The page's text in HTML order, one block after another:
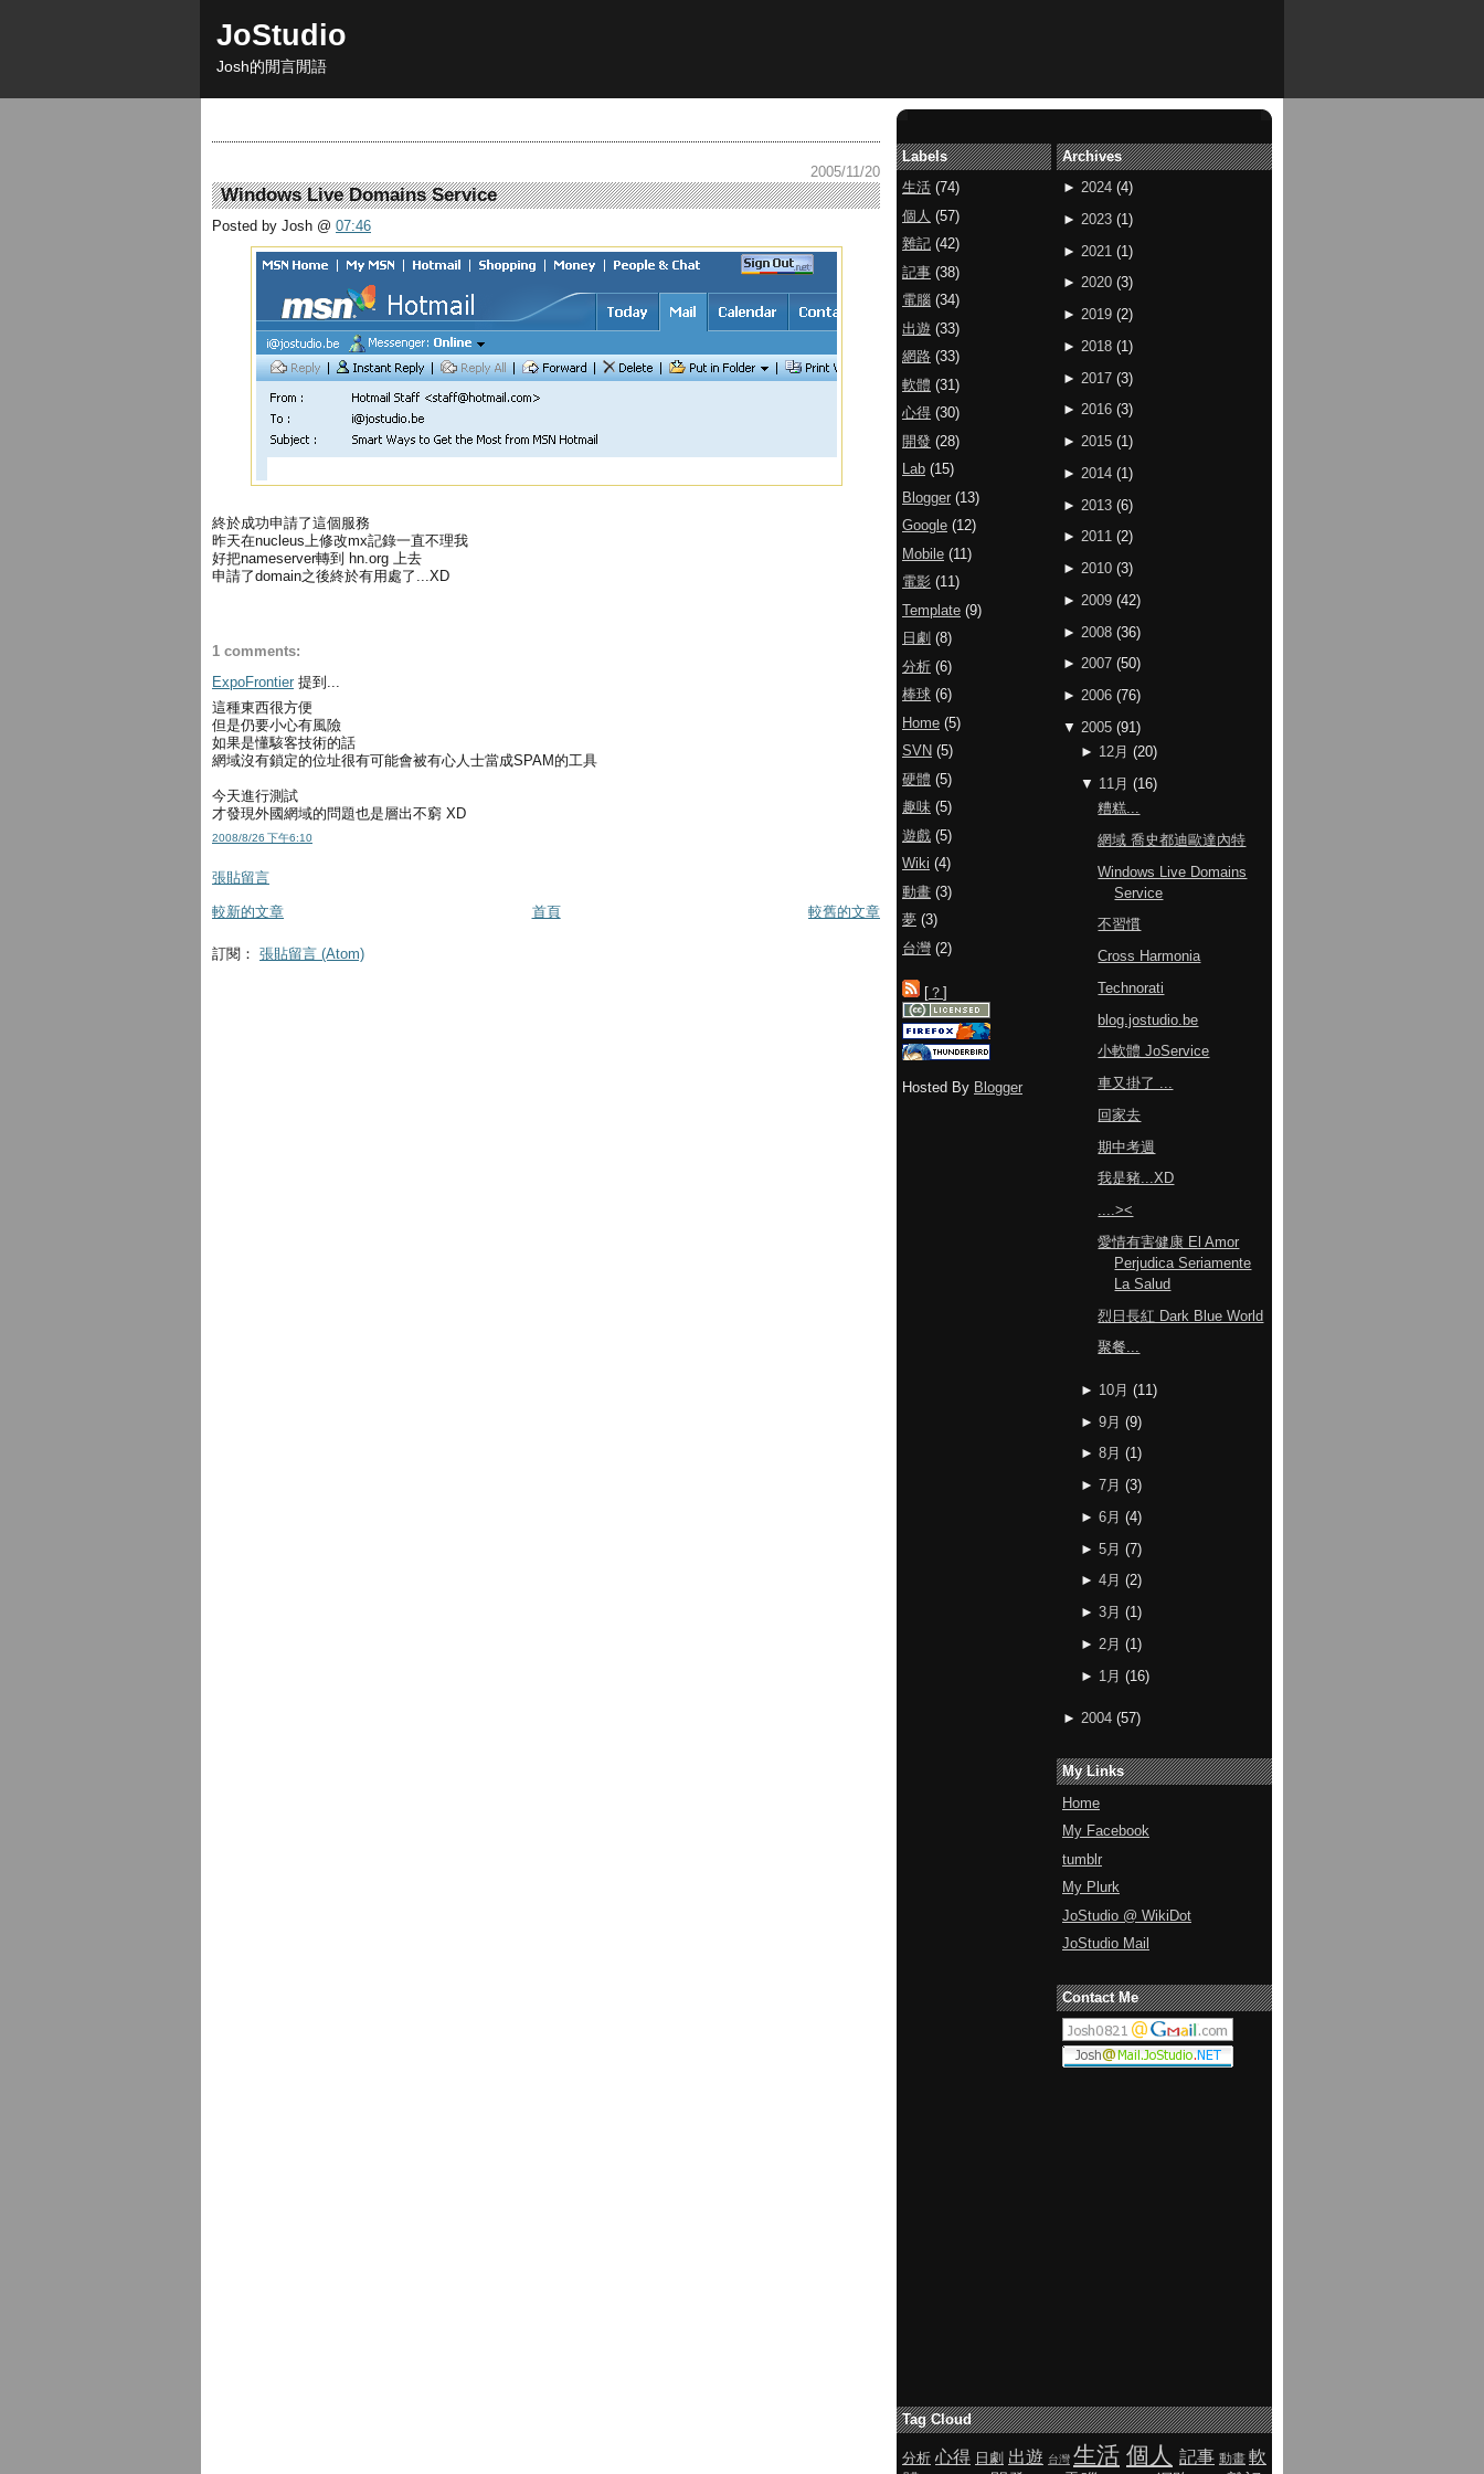
JoStudio
Josh的閒言閒語
2005/11/20
Windows Live Domains Service
Posted by Josh @ 07:46
終於成功申請了這個服務
昨天在nucleus上修改mx記錄一直不理我
好把nameserver轉到 hn.org 上去
申請了domain之後終於有用處了...XD
1 comments:
ExpoFrontier 提到...
這種東西很方便
但是仍要小心有風險
如果是懂駭客技術的話
網域沒有鎖定的位址很有可能會被有心人士當成SPAM的工具
今天進行測試
才發現外國網域的問題也是層出不窮 XD
2008/8/26 下午6:10
張貼留言
較新的文章 較舊的文章
首頁
訂閱： 張貼留言 (Atom)
Archives
► 2024 (4)
► 2023 (1 )
► 2021 (1)
► 2020 (3)
► 2019 (2)
► 2018 (1 )
► 2017 (3)
► 2016 (3)
► 2015 (1)
► 2014 (1 )
► 2013 (6)
► 2011 (2)
► 2010 (3)
► 2009 (42)
► 2008 (36)
► 2007 (50)
► 2006 (76)
▼ 2005 (91 )
► 12月 (20)
▼ 11月 (16)
糟糕...
網域 喬史都迪歐達內特
Windows Live Domains
Service
不習慣
Cross Harmonia
Technorati
blog.jostudio.be
小軟體 JoService
車又掛了 ...
回家去
期中考週
我是豬...XD
....><
愛情有害健康 El Amor
Perjudica Seriamente
La Salud
烈日長紅 Dark Blue World
聚餐...
► 10月 (11 )
► 9月 (9)
► 8月 (1)
► 7月 (3)
► 6月 (4)
► 5月 (7)
► 4月 (2)
► 3月 (1)
► 2月 (1 )
► 1月 (16)
► 2004 (57)
My Links
Home
My Facebook
tumblr
My Plurk
JoStudio @ WikiDot
JoStudio Mail
Contact Me
Labels
生活 (74)
個人 (57)
雜記 (42)
記事 (38)
電腦 (34)
出遊 (33)
網路 (33)
軟體 (31)
心得 (30)
開發 (28)
Lab (15)
Blogger (13)
Google (12)
Mobile (11)
電影 (11)
Template (9)
日劇 (8)
分析 (6)
棒球 (6)
Home (5)
SVN (5)
硬體 (5)
趣味 (5)
遊戲 (5)
Wiki (4)
動畫 (3)
夢 (3)
台灣 (2)
[ ？ ]
Hosted By Blogger
Tag Cloud
分析 心得 日劇 出遊 台灣 生活 個人 記事 動畫 軟